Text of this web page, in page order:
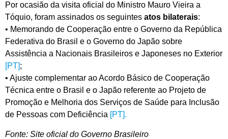
Por ocasião da visita oficial do Ministro Mauro Vieira a
Tóquio, foram assinados os seguintes atos bilaterais:
•⁠ ⁠Memorando de Cooperação entre o Governo da República
Federativa do Brasil e o Governo do Japão sobre
Assistência a Nacionais Brasileiros e Japoneses no Exterior
[PT];
•⁠ ⁠Ajuste complementar ao Acordo Básico de Cooperação
Técnica entre o Brasil e o Japão referente ao Projeto de
Promoção e Melhoria dos Serviços de Saúde para Inclusão
de Pessoas com Deficiência [PT].
Fonte: Site oficial do Governo Brasileiro